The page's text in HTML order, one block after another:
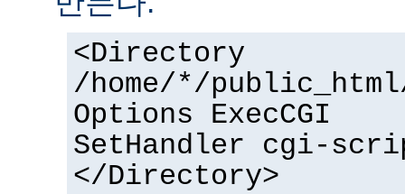
<Directory
/home/*/
Options ExecCGI
SetHandler cgi-
</Directory>